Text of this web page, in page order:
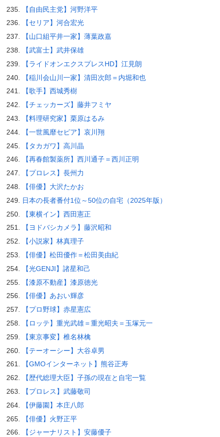
【自由民主党】河野洋平
【セリア】河合宏光
【山口組平井一家】薄葉政嘉
【武富士】武井保雄
【ライドオンエクスプレスHD】江見朗
【稲川会山川一家】清田次郎＝内堀和也
【歌手】西城秀樹
【チェッカーズ】藤井フミヤ
【料理研究家】栗原はるみ
【一世風靡セピア】哀川翔
【タカガワ】高川晶
【再春館製薬所】西川通子＝西川正明
【プロレス】長州力
【俳優】大沢たかお
日本の長者番付1位～50位の自宅（2025年版）
【東横イン】西田憲正
【ヨドバシカメラ】藤沢昭和
【小説家】林真理子
【俳優】松田優作＝松田美由紀
【光GENJI】諸星和己
【漆原不動産】漆原徳光
【俳優】あおい輝彦
【プロ野球】赤星憲広
【ロッテ】重光武雄＝重光昭夫＝玉塚元一
【東京事変】椎名林檎
【テーオーシー】大谷卓男
【GMOインターネット】熊谷正寿
【歴代総理大臣】子孫の現在と自宅一覧
【プロレス】武藤敬司
【伊藤園】本庄八郎
【俳優】火野正平
【ジャーナリスト】安藤優子